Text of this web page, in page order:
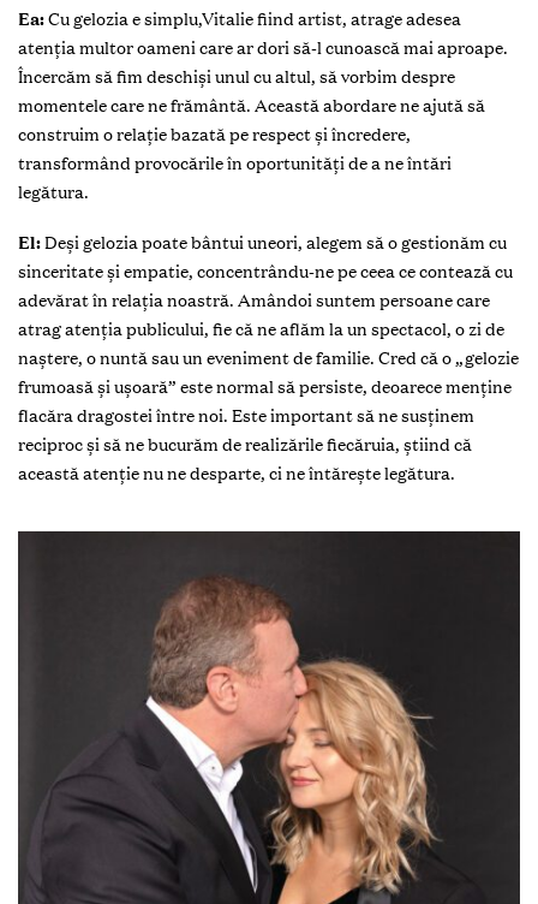
Ea:Cu gelozia e simplu,Vitalie fiind artist, atrage adesea
atenția multor oameni care ar dori să-l cunoască mai aproape.
Încercăm să fim deschiși unul cu altul, să vorbim despre
momentele care ne frământă. Această abordare ne ajută să
construim o relație bazată pe respect și încredere,
transformând provocările în oportunități de a ne întări
legătura.
El:Deși gelozia poate bântui uneori, alegem să o gestionăm cu
sinceritate și empatie, concentrându-ne pe ceea ce contează cu
adevărat în relația noastră. Amândoi suntem persoane care
atrag atenția publicului, fie că ne aflăm la un spectacol, o zi de
naștere, o nuntă sau un eveniment de familie. Cred că o „gelozie
frumoasă și ușoară” este normal să persiste, deoarece menține
flacăra dragostei între noi. Este important să ne susținem
reciproc și să ne bucurăm de realizările fiecăruia, știind că
această atenție nu ne desparte, ci ne întărește legătura.